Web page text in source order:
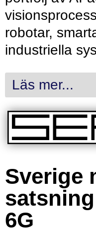
robotar,
industriella
Läs mer...
Sverige
6G